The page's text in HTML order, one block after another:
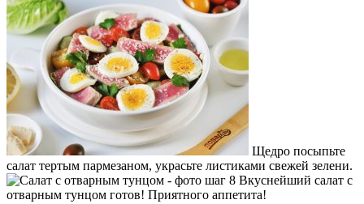
Щедро посыпьте
салат тертым пармезаном, украсьте листиками свежей зелени.
Вкуснейший салат с
отварным тунцом готов! Приятного аппетита!